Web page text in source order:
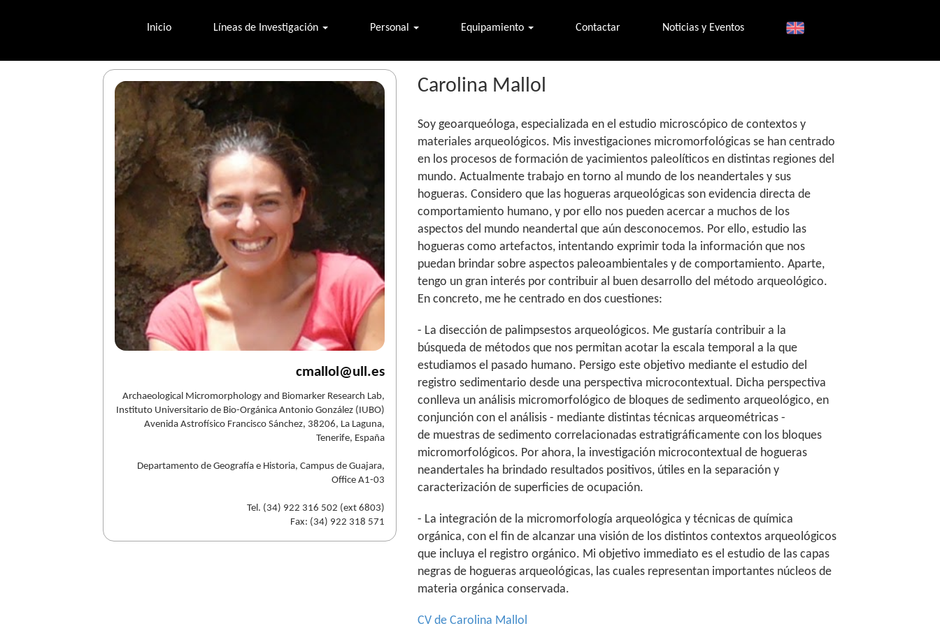
Inicio Líneas de Investigación Personal Equipamiento Contactar Noticias y Eventos
cmallol@ull.es
Archaeological Micromorphology and Biomarker Research Lab,
Instituto Universitario de Bio-Orgánica Antonio González (IUBO)
Avenida Astrofísico Francisco Sánchez, 38206, La Laguna,
Tenerife, España
Departamento de Geografía e Historia, Campus de Guajara,
Office A1-03
Tel. (34) 922 316 502 (ext 6803)
Fax: (34) 922 318 571
Carolina Mallol
Soy geoarqueóloga, especializada en el estudio microscópico de contextos y
materiales arqueológicos. Mis investigaciones micromorfológicas se han centrado
en los procesos de formación de yacimientos paleolíticos en distintas regiones del
mundo. Actualmente trabajo en torno al mundo de los neandertales y sus
hogueras. Considero que las hogueras arqueológicas son evidencia directa de
comportamiento humano, y por ello nos pueden acercar a muchos de los
aspectos del mundo neandertal que aún desconocemos. Por ello, estudio las
hogueras como artefactos, intentando exprimir toda la información que nos
puedan brindar sobre aspectos paleoambientales y de comportamiento. Aparte,
tengo un gran interés por contribuir al buen desarrollo del método arqueológico.
En concreto, me he centrado en dos cuestiones:
- La disección de palimpsestos arqueológicos. Me gustaría contribuir a la
búsqueda de métodos que nos permitan acotar la escala temporal a la que
estudiamos el pasado humano. Persigo este objetivo mediante el estudio del
registro sedimentario desde una perspectiva microcontextual. Dicha perspectiva
conlleva un análisis micromorfológico de bloques de sedimento arqueológico, en
conjunción con el análisis - mediante distintas técnicas arqueométricas -
de muestras de sedimento correlacionadas estratigráficamente con los bloques
micromorfológicos. Por ahora, la investigación microcontextual de hogueras
neandertales ha brindado resultados positivos, útiles en la separación y
caracterización de superficies de ocupación.
- La integración de la micromorfología arqueológica y técnicas de química
orgánica, con el fin de alcanzar una visión de los distintos contextos arqueológicos
que incluya el registro orgánico. Mi objetivo immediato es el estudio de las capas
negras de hogueras arqueológicas, las cuales representan importantes núcleos de
materia orgánica conservada.
CV de Carolina Mallol